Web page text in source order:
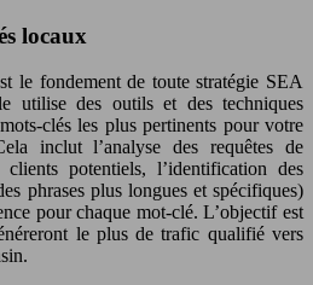
locaux
le fondement de toute stratégie SEA
utilise des outils et des techniques
clés les plus pertinents pour votre
inclut l’analyse des requêtes de
potentiels, l’identification des
phrases plus longues et spécifiques)
pour chaque mot-clé. L’objectif est
le plus de trafic qualifié vers